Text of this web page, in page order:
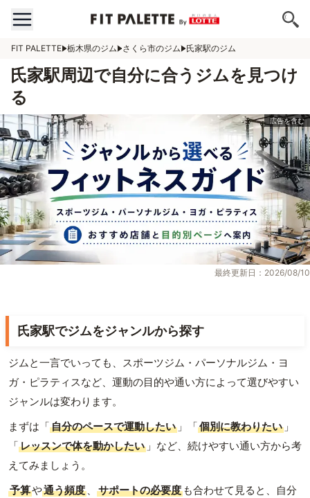
FIT PALETTE 栃木県のジム さくら市のジム 氏家駅のジム
氏家駅周辺で自分に合うジムを見つけ
る
最終更新日：2026/08/10
氏家駅でジムをジャンルから探す
ジムと一言でいっても、スポーツジム・パーソナルジム・ヨ
ガ・ピラティスなど、運動の目的や通い方によって選びやすい
ジャンルは変わります。
まずは「自分のペースで運動したい 」「個別に教わりたい 」
「レッスンで体を動かしたい 」など、続けやすい通い方から考
えてみましょう。
予算や通う頻度 、 サポートの必要度 も合わせて見ると、自分